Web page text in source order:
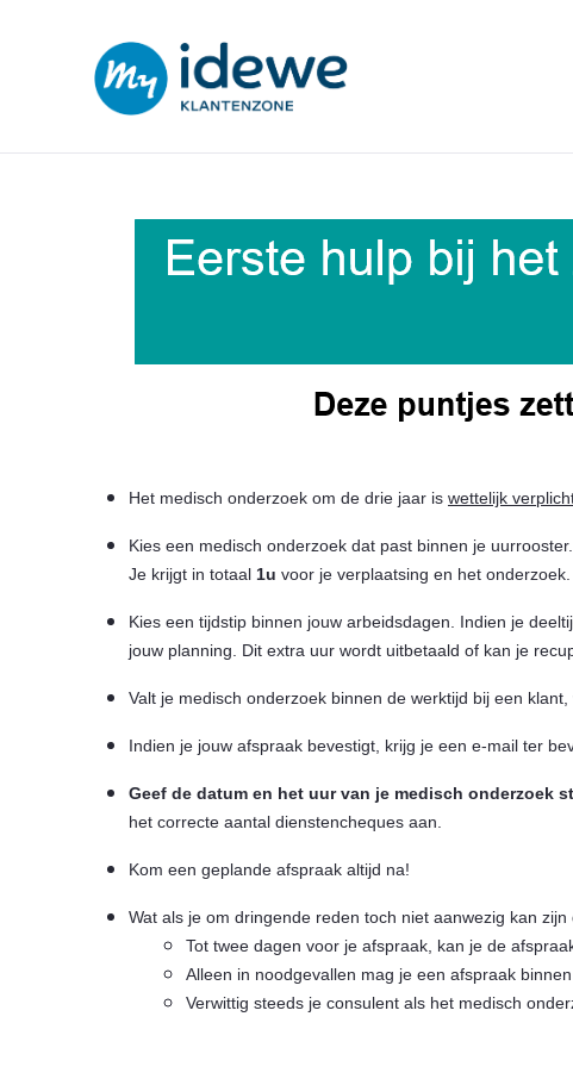
Het medisch onderzoek om de drie jaar is wettelijk
Kies een medisch onderzoek dat past binnen je
Je krijgt in totaal 1u voor je verplaatsing en het
Kies een tijdstip binnen jouw arbeidsdagen. Indien je
jouw planning. Dit extra uur wordt uitbetaald of kan je
Valt je medisch onderzoek binnen de werktijd bij een
Indien je jouw afspraak bevestigt, krijg je een e-mail ter
Geef de datum en het uur van je medisch onderzoek
het correcte aantal dienstencheques aan.
Kom een geplande afspraak altijd na!
Wat als je om dringende reden toch niet aanwezig kan
Tot twee dagen voor je afspraak, kan je de
Alleen in noodgevallen mag je een afspraak
Verwittig steeds je consulent als het medisch